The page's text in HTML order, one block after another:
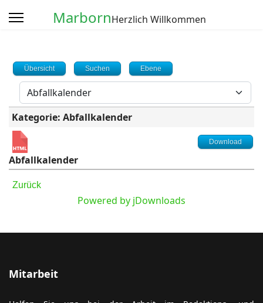
MarbornHerzlich Willkommen
Übersicht Suchen Ebene
Kategorie: Abfallkalender
Abfallkalender
Download
Zurück
Powered by jDownloads
Mitarbeit